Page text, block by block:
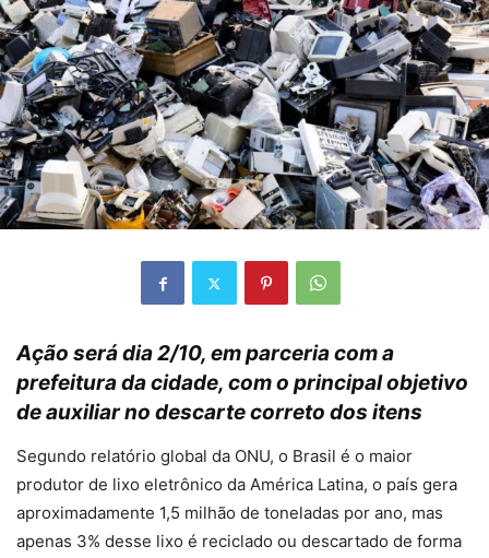
Ação será dia 2/10, em parceria com a
prefeitura da cidade, com o principal objetivo
de auxiliar no descarte correto dos itens
Segundo relatório global da ONU, o Brasil é o maior
produtor de lixo eletrônico da América Latina, o país gera
aproximadamente 1,5 milhão de toneladas por ano, mas
apenas 3% desse lixo é reciclado ou descartado de forma